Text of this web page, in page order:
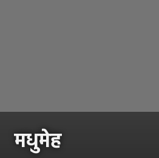
मधुमेह